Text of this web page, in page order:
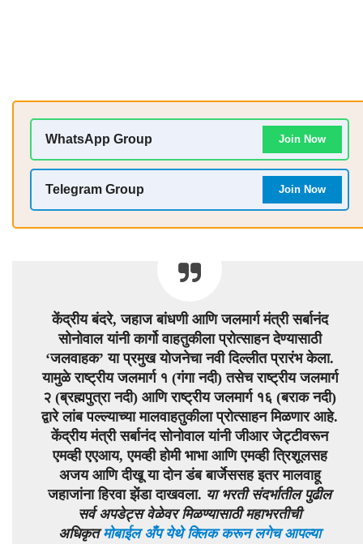
WhatsApp Group Join Now
Telegram Group Join Now
केंद्रीय बंदरे, जहाज बांधणी आणि जलमार्ग मंत्री सर्बानंद
सोनोवाल यांनी कार्गो वाहतुकीला प्रोत्साहन देण्यासाठी
‘जलवाहक’ या प्रमुख योजनेचा नवी दिल्लीत प्रारंभ केला.
यामुळे राष्ट्रीय जलमार्ग १ (गंगा नदी) तसेच राष्ट्रीय जलमार्ग
२ (ब्रह्मपुत्रा नदी) आणि राष्ट्रीय जलमार्ग १६ (बराक नदी)
द्वारे लांब पल्ल्याच्या मालवाहतुकीला प्रोत्साहन मिळणार आहे.
केंद्रीय मंत्री सर्बानंद सोनोवाल यांनी जीआर जेट्टीवरून
एमव्ही एएआय, एमव्ही होमी भाभा आणि एमव्ही त्रिशूलसह
अजय आणि दीखू या दोन डंब बार्जेससह इतर मालवाहू
जहाजांना हिरवा झेंडा दाखवला. या भरती संदर्भातील पुढील
सर्व अपडेट्स वेळेवर मिळण्यासाठी महाभरतीची
अधिकृतमोबाईल अँप येथे क्लिक करून लगेच आपल्या